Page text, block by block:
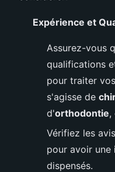
Expérience et
Assurez-vous
qualifications
pour traiter
s'agisse de
d'orthodontie,
Vérifiez les
pour avoir une
dispensés.